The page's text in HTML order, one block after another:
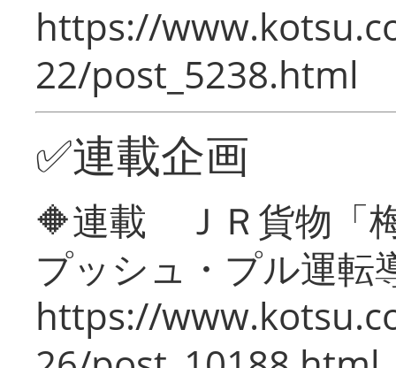
https://
22/post_5238.html
✅連載企画
🔶連載 ＪＲ貨物「
プッシュ・プル運転
https://